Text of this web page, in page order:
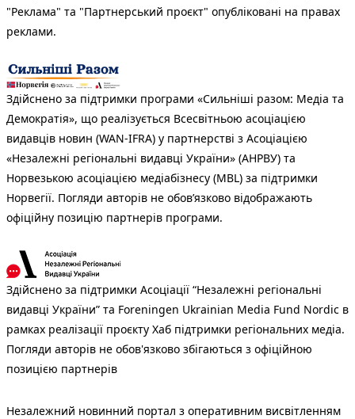
"Реклама" та "Партнерський проєкт" опубліковані на правах
реклами.
Здійснено за підтримки програми «Сильніші разом: Медіа та
Демократія», що реалізується Всесвітньою асоціацією
видавців новин (WAN-IFRA) у партнерстві з Асоціацією
«Незалежні регіональні видавці України» (АНРВУ) та
Норвезькою асоціацією медіабізнесу (MBL) за підтримки
Норвегії. Погляди авторів не обов’язково відображають
офіційну позицію партнерів програми.
Здійснено за підтримки Асоціації “Незалежні регіональні
видавці України” та Foreningen Ukrainian Media Fund Nordic в
рамках реалізації проєкту Хаб підтримки регіональних медіа.
Погляди авторів не обов'язково збігаються з офіційною
позицією партнерів
Незалежний новинний портал з оперативним висвітленням